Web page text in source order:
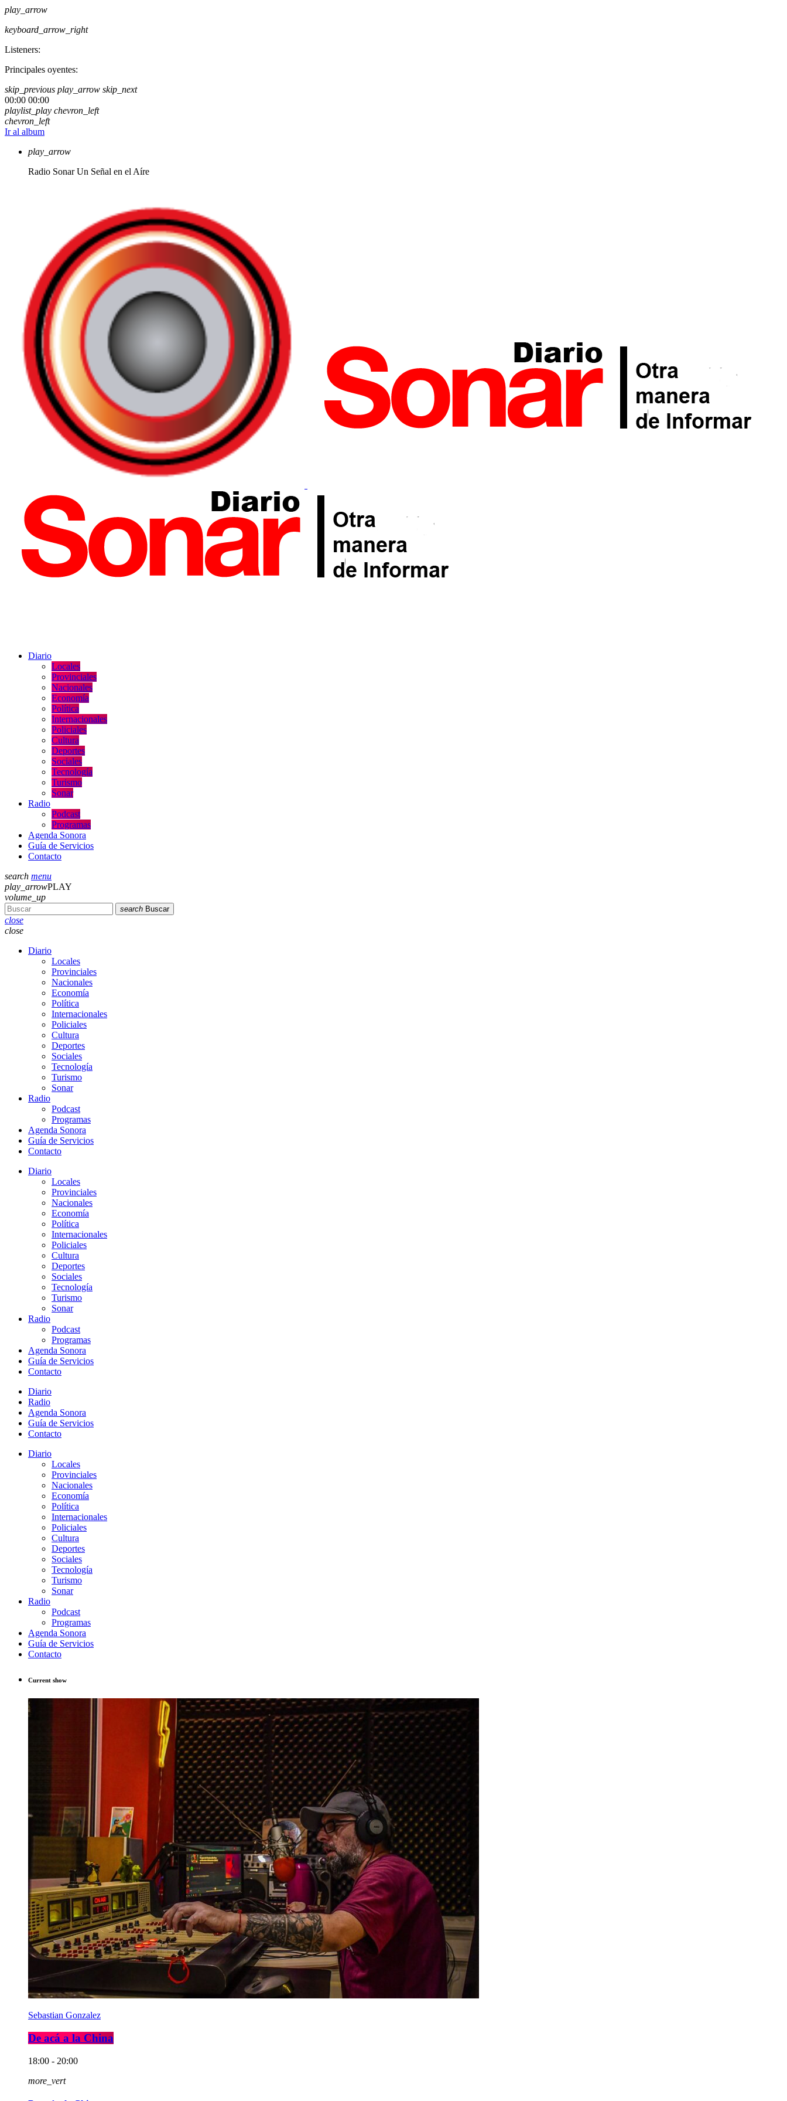
play_arrow
keyboard_arrow_right
Listeners:
Principales oyentes:
skip_previous play_arrow skip_next
00:00 00:00
playlist_play chevron_left
chevron_left
Ir al album
play_arrow
Radio Sonar Un Señal en el Aíre
Diario
Locales
Provinciales
Nacionales
Economía
Política
Internacionales
Policiales
Cultura
Deportes
Sociales
Tecnología
Turismo
Sonar
Radio
Podcast
Programas
Agenda Sonora
Guía de Servicios
Contacto
search menu
play_arrowPLAY
volume_up
search Buscar
close
close
Diario
Locales
Provinciales
Nacionales
Economía
Política
Internacionales
Policiales
Cultura
Deportes
Sociales
Tecnología
Turismo
Sonar
Radio
Podcast
Programas
Agenda Sonora
Guía de Servicios
Contacto
Diario
Locales
Provinciales
Nacionales
Economía
Política
Internacionales
Policiales
Cultura
Deportes
Sociales
Tecnología
Turismo
Sonar
Radio
Podcast
Programas
Agenda Sonora
Guía de Servicios
Contacto
Diario
Radio
Agenda Sonora
Guía de Servicios
Contacto
Diario
Locales
Provinciales
Nacionales
Economía
Política
Internacionales
Policiales
Cultura
Deportes
Sociales
Tecnología
Turismo
Sonar
Radio
Podcast
Programas
Agenda Sonora
Guía de Servicios
Contacto
Current show
Sebastian Gonzalez
De acá a la China
18:00 - 20:00
more_vert